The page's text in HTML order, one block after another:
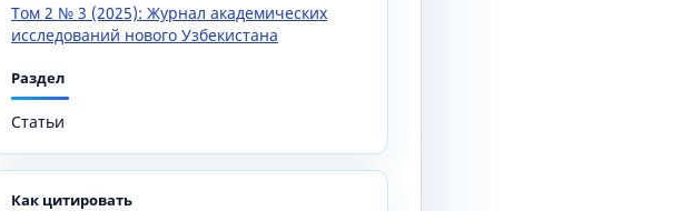
Том 2 № 3 (2025): Журнал академических
исследований нового Узбекистана
Раздел
Статьи
Как цитировать